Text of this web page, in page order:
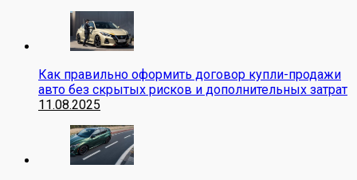
Как правильно оформить договор купли-продажи
авто без скрытых рисков и дополнительных затрат
11.08.2025